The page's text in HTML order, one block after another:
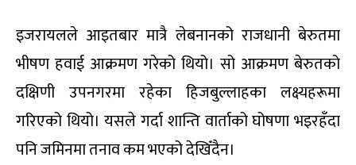
इजरायलले आइतबार मात्रै लेबनानको राजधानी बेरुतमा
भीषण हवाई आक्रमण गरेको थियो। सो आक्रमण बेरुतको
दक्षिणी उपनगरमा रहेका हिजबुल्लाहका लक्ष्यहरूमा
गरिएको थियो। यसले गर्दा शान्ति वार्ताको घोषणा भइरहँदा
पनि जमिनमा तनाव कम भएको देखिँदैन।